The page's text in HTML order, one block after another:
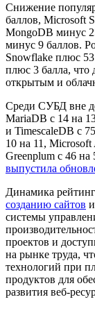
Снижение
баллов, Microsoft
MongoDB минус
минус 9 баллов.
Snowflake плюс
плюс 3 балла, что
открытым и
Среди СУБД вне
MariaDB с 14 на
и TimescaleDB с
10 на 11, Microsoft
Greenplum с 46 на
выпустила
Динамика
созданию сайтов и
системы
проектов и
на рынке труда,
технологий при
продуктов для
развития веб-